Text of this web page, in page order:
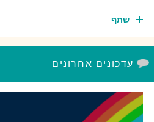
שתף
עדכונים אחרונים